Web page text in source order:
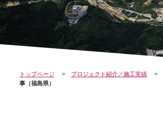
会社案内
トップページ プロジェクト紹介／施工実績
事（福島県）